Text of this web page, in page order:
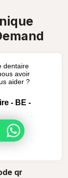
dentaire
avoir
aider ?
- BE -
qr